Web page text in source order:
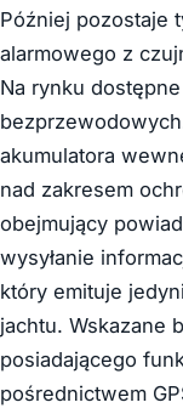
Później pozostaje
alarmowego z
Na rynku
akumulatora
nad zakresem
obejmujący
wysyłanie
który emituje
jachtu. Wskazane
posiadającego
pośrednictwem